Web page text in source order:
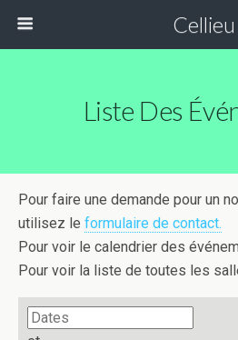
Cellieu
Liste Des
Pour faire une demande pour un
utilisez le formulaire de contact.
Pour voir le calendrier des
Pour voir la liste de toutes les
Dates